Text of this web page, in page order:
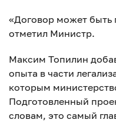
«Договор может быть
отметил Министр.
Максим Топилин
опыта в части
которым
Подготовленный
словам, это самый